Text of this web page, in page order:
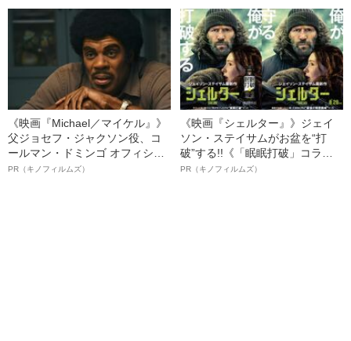
ト”が生み出した徹底ケアとは
《映画『Michael／マイケル』》
父ジョセフ・ジャクソン役、コ
ールマン・ドミンゴ オフィシャ
ルインタビュー“観客を魅了した
PR（キノフィルムズ）
《映画『シェルター』》ジェイ
ソン・ステイサムがお盆を“打
破”する!!《「眠眠打破」コラ
ボ》
PR（キノフィルムズ）